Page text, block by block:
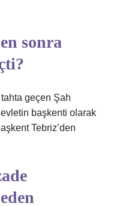
sonra
geçen Şah
başkenti olarak
Tebriz’den